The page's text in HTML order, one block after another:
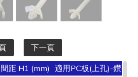
下一頁
間距 H1 (mm) 適用PC板(上孔)-鑽孔